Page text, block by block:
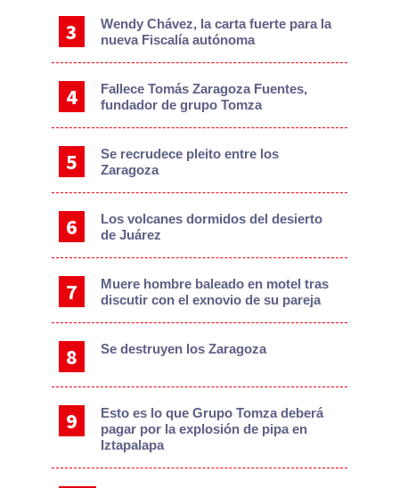
Wendy Chávez, la carta fuerte para la
nueva Fiscalía autónoma
Fallece Tomás Zaragoza Fuentes,
fundador de grupo Tomza
Se recrudece pleito entre los
Zaragoza
Los volcanes dormidos del desierto
de Juárez
Muere hombre baleado en motel tras
discutir con el exnovio de su pareja
Se destruyen los Zaragoza
Esto es lo que Grupo Tomza deberá
pagar por la explosión de pipa en
Iztapalapa